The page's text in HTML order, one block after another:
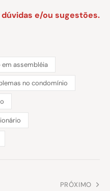
e/ou sugestões.
assembléia
no condomínio
PRÓXIMO